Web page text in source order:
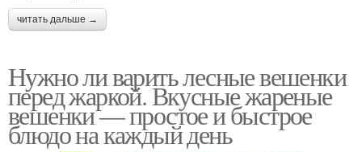
читать дальше →
Нужно ли варить лесные вешенки
перед жаркой. Вкусные жареные
вешенки — простое и быстрое
блюдо на каждый день